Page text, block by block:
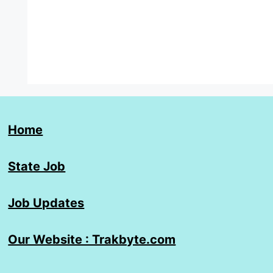
Home
State Job
Job Updates
Our Website : Trakbyte.com